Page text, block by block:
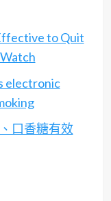
to Quit
electronic
口香糖有效